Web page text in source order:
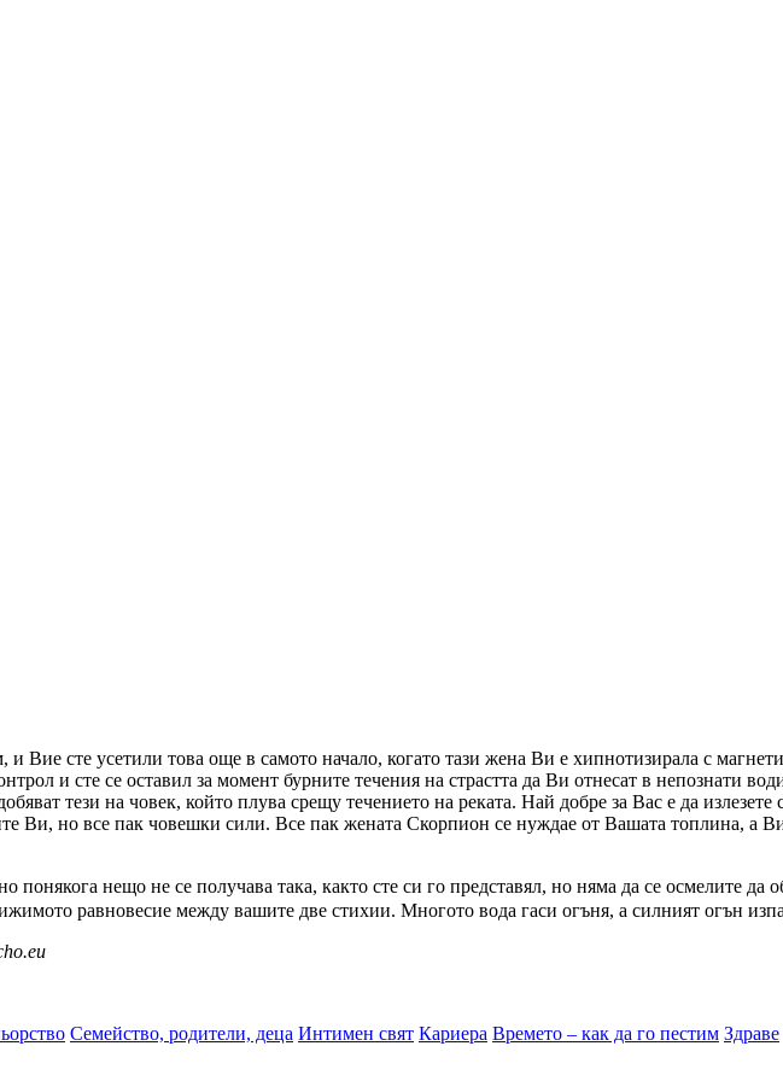
Вие сте усетили това още в самото начало, когато тази жена Ви е хипнотизирала с
и сте се оставил за момент бурните течения на страстта да Ви отнесат в непознати
тези на човек, който плува срещу течението на реката. Най добре за Вас е да излезете
Ви, но все пак човешки сили. Все пак жената Скорпион се нуждае от Вашата топлина, а
нещо не се получава така, както сте си го представял, но няма да се осмелите да
равновесие между вашите две стихии. Многото вода гаси огъня, а силният огън
Семейство, родители, деца Интимен свят Кариера Времето – как да го пестим Здраве